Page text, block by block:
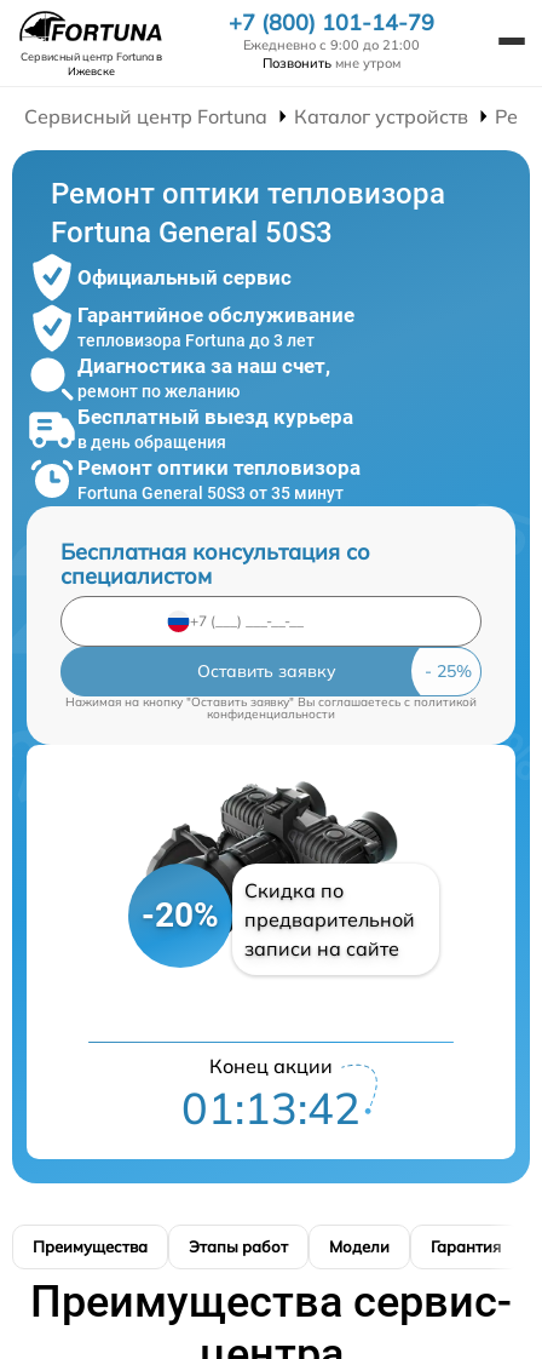
Сервисный центр Fortunaв
Ижевске
+7 (800) 101-14-79
Ежедневно с 9:00 до 21:00
Позвонить мне утром
Сервисный центр Fortuna Каталог устройств
Ремонт оптики тепловизора
Fortuna General 50S3
Официальный сервис
Гарантийное обслуживание
тепловизора Fortuna до 3 лет
Диагностика за наш счет,
ремонт по желанию
Бесплатный выезд курьера
в день обращения
Ремонт оптики тепловизора
Fortuna General 50S3 от 35 минут
Бесплатная консультация со
специалистом
Оставить заявку
Нажимая на кнопку "Оставить заявку" Вы соглашаетесь cполитикой
конфиденциальности
-20%
Скидка по
предварительной
записи на сайте
Конец акции
01:13:42
Преимущества Этапы работ Модели Гарантия
Преимущества сервис-